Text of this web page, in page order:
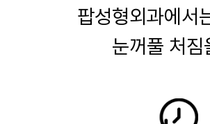
팝성형외과에서
눈꺼풀 처